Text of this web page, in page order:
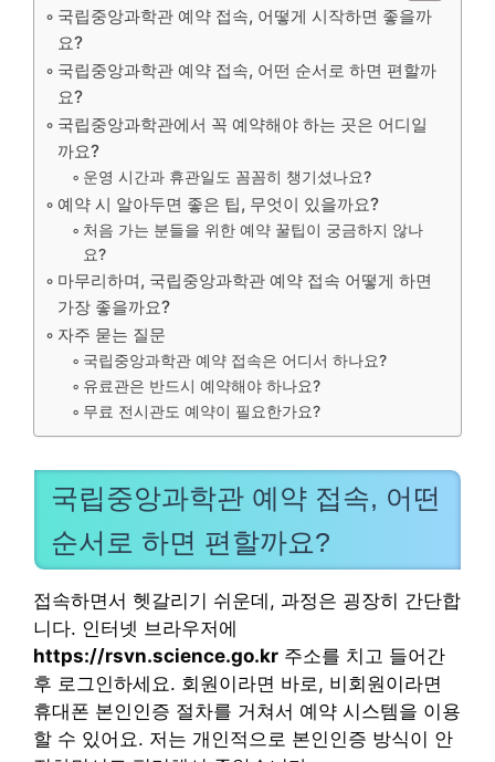
국립중앙과학관 예약 접속, 어떻게 시작하면 좋을까
요?
국립중앙과학관 예약 접속, 어떤 순서로 하면 편할까
요?
국립중앙과학관에서 꼭 예약해야 하는 곳은 어디일
까요?
운영 시간과 휴관일도 꼼꼼히 챙기셨나요?
예약 시 알아두면 좋은 팁, 무엇이 있을까요?
처음 가는 분들을 위한 예약 꿀팁이 궁금하지 않나
요?
마무리하며, 국립중앙과학관 예약 접속 어떻게 하면
가장 좋을까요?
자주 묻는 질문
국립중앙과학관 예약 접속은 어디서 하나요?
유료관은 반드시 예약해야 하나요?
무료 전시관도 예약이 필요한가요?
국립중앙과학관 예약 접속, 어떤
순서로 하면 편할까요?
접속하면서 헷갈리기 쉬운데, 과정은 굉장히 간단합
니다. 인터넷 브라우저에
https://rsvn.science.go.kr 주소를 치고 들어간
후 로그인하세요. 회원이라면 바로, 비회원이라면
휴대폰 본인인증 절차를 거쳐서 예약 시스템을 이용
할 수 있어요. 저는 개인적으로 본인인증 방식이 안